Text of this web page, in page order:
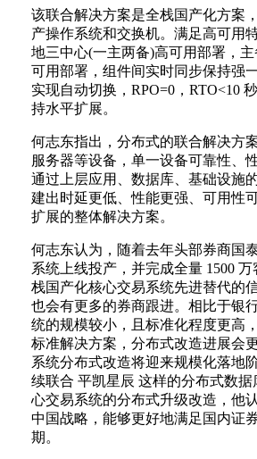
该联合解决方案是全栈国产化方案
产操作系统和交换机。满足高可用
地三中心(一主两备)高可用部署，
可用部署，组件间实时同步保持强
实现自动切换，RPO=0，RTO<10
持水平扩展。
何志东指出，分布式的联合解决方
服务器等设备，单一设备可靠性、
通过上层应用、数据库、基础设施
建出时延更低、性能更强、可用性
扩展的整体解决方案。
何志东认为，随着去年头部券商国
系统上线投产，并完成全量 1500
栈国产化核心交易系统先进替代的
也会有更多的券商跟进。相比于银
统的规模较小，且标准化程度更高
标准解决方案，分布式改造进展会
系统分布式改造将迎来规模化落地
续联合 平凯星辰 这样的分布式数
心交易系统的分布式升级改造，他
中国战略，能够更好地满足国内证
期。